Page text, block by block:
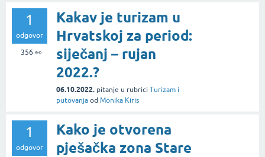
1
odgovor
356 👀
Kakav je turizam u
Hrvatskoj za period:
siječanj – rujan
2022.?
06.10.2022. pitanje u rubrici Turizam i
putovanja od Monika Kiris
1
odgovor
Kako je otvorena
pješačka zona Stare